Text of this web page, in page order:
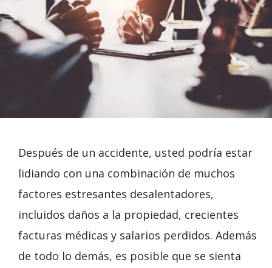
Después de un accidente, usted podría estar
lidiando con una combinación de muchos
factores estresantes desalentadores,
incluidos daños a la propiedad, crecientes
facturas médicas y salarios perdidos. Además
de todo lo demás, es posible que se sienta